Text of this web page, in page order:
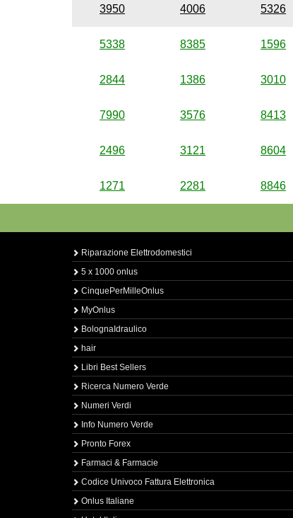
3950 4006 5326
5338 8385 1596
2844 1386 3010
7990 3576 8413
2496 3121 8604
1271 2281 8846
Riparazione Elettrodomestici
5 x 1000 onlus
CinquePerMilleOnlus
MyOnlus
BolognaIdraulico
hair
Libri Best Sellers
Ricerca Numero Verde
Numeri Verdi
Info Numero Verde
Pronto Forex
Farmaci & Farmacie
Codice Univoco Fattura Elettronica
Onlus Italiane